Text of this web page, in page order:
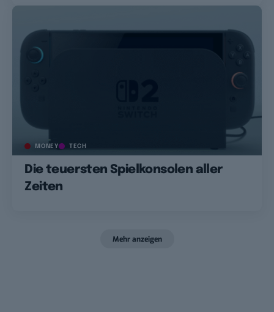
MONEY TECH
Die teuersten Spielkonsolen aller
Zeiten
Mehr anzeigen